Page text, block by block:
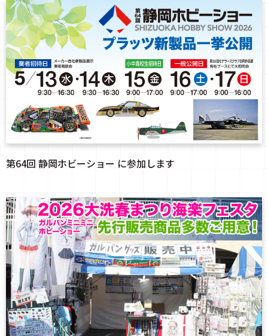
第64回 静岡ホビーショー に参加します